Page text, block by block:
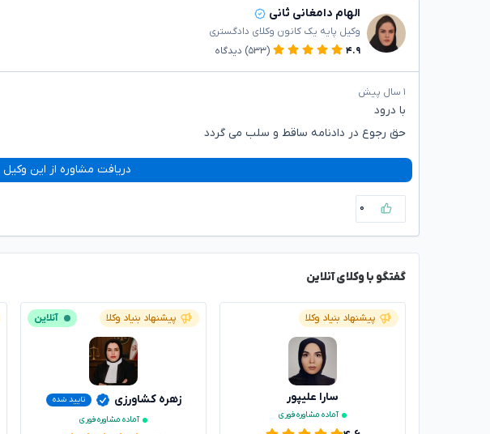
الهام دامغانی ثانی
وکیل پایه یک کانون وکلای دادگستری
۴.۹
(۵۳۳) دیدگاه
۱ سال پیش
با درود
حق رجوع در دادنامه ساقط و سلب می گردد
دریافت مشاوره از این وکیل
۰
گفتگو با وکلای آنلاین
پیشنهاد بنیاد وکلا
سارا علیپور
آماده مشاوره فوری
پیشنهاد بنیاد وکلا آنلاین
زهره کشاورزی
تایید شده
آماده مشاوره فوری